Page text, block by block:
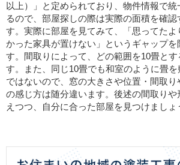
以上）」と定められており、物件情報で
るので、部屋探しの際は実際の面積を確
す。実際に部屋を見てみて、「思ってたよ
かった家具が置けない」というギャップを
す。間取りによって、どの範囲を10畳とす
す。また、同じ10畳でも和室のように畳
ではないので、窓の大きさや位置・間取り
の感じ方は随分違います。後述の間取りや
えつつ、自分に合った部屋を見つけましょ